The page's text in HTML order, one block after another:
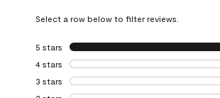
Select a row below to filter reviews.
5 stars stars
4 stars stars
3 stars stars